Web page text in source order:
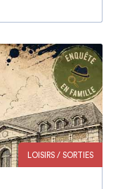
LOISIRS / SORTIES